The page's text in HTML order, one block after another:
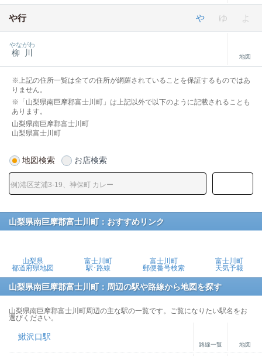
や行 や ゆ よ
柳川
やながわ
地図
※上記の住所一覧は全ての住所が網羅されていることを保証するものではあ
りません。
※「山梨県南巨摩郡富士川町」は上記以外で以下のように記載されることも
あります。
山梨県南巨摩郡富士川町
山梨県富士川町
地図検索 お店検索
山梨県南巨摩郡富士川町：おすすめリンク
山梨県
都道府県地図
富士川町
駅･路線
富士川町
郵便番号検索
富士川町
天気予報
山梨県南巨摩郡富士川町：周辺の駅や路線から地図を探す
山梨県南巨摩郡富士川町周辺の主な駅の一覧です。ご覧になりたい駅名をお
選びください。
鰍沢口駅
路線一覧 地図